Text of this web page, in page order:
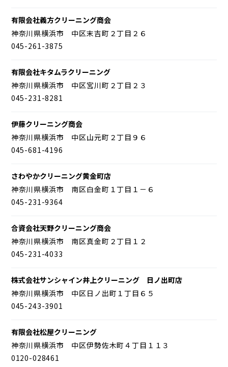
有限会社義方クリーニング商会
神奈川県横浜市 中区末吉町２丁目２６
045-261-3875
有限会社キタムラクリーニング
神奈川県横浜市 中区宮川町２丁目２３
045-231-8281
伊藤クリーニング商会
神奈川県横浜市 中区山元町２丁目９６
045-681-4196
さわやかクリーニング黄金町店
神奈川県横浜市 南区白金町１丁目１－６
045-231-9364
合資会社天野クリーニング商会
神奈川県横浜市 南区真金町２丁目１２
045-231-4033
株式会社サンシャイン井上クリーニング 日ノ出町店
神奈川県横浜市 中区日ノ出町１丁目６５
045-243-3901
有限会社松屋クリーニング
神奈川県横浜市 中区伊勢佐木町４丁目１１３
0120-028461